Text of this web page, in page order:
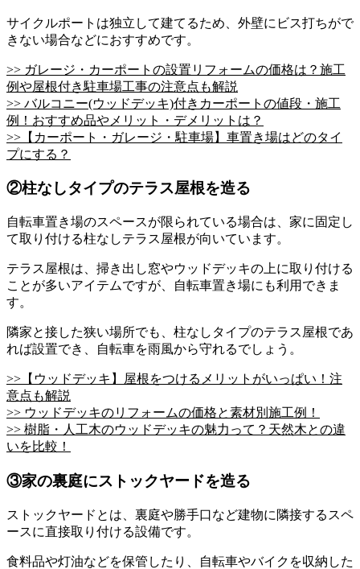
サイクルポートは独立して建てるため、外壁にビス打ちがで
きない場合などにおすすめです。
>> ガレージ・カーポートの設置リフォームの価格は？施工
例や屋根付き駐車場工事の注意点も解説
>> バルコニー(ウッドデッキ)付きカーポートの値段・施工
例！おすすめ品やメリット・デメリットは？
>>【カーポート・ガレージ・駐車場】車置き場はどのタイ
プにする？
②柱なしタイプのテラス屋根を造る
自転車置き場のスペースが限られている場合は、家に固定し
て取り付ける柱なしテラス屋根が向いています。
テラス屋根は、掃き出し窓やウッドデッキの上に取り付ける
ことが多いアイテムですが、自転車置き場にも利用できま
す。
隣家と接した狭い場所でも、柱なしタイプのテラス屋根であ
れば設置でき、自転車を雨風から守れるでしょう。
>>【ウッドデッキ】屋根をつけるメリットがいっぱい！注
意点も解説
>> ウッドデッキのリフォームの価格と素材別施工例！
>> 樹脂・人工木のウッドデッキの魅力って？天然木との違
いを比較！
③家の裏庭にストックヤードを造る
ストックヤードとは、裏庭や勝手口など建物に隣接するスペ
ースに直接取り付ける設備です。
食料品や灯油などを保管したり、自転車やバイクを収納した